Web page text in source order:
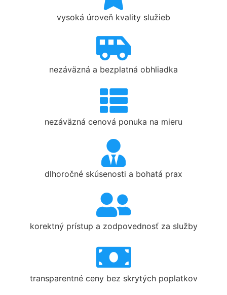
vysoká úroveň kvality služieb
nezáväzná a bezplatná obhliadka
nezáväzná cenová ponuka na mieru
dlhoročné skúsenosti a bohatá prax
korektný prístup a zodpovednosť za služby
transparentné ceny bez skrytých poplatkov